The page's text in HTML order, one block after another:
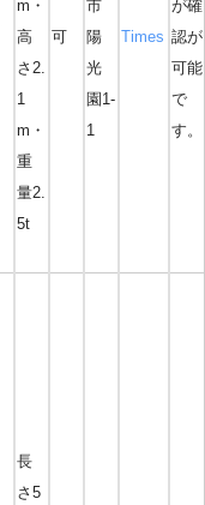
m・
高
さ2.
1
m・
重
量2.
5t
可
市
陽
光
園1-
1
Times
が確
認が
可能
で
す。
長
さ5